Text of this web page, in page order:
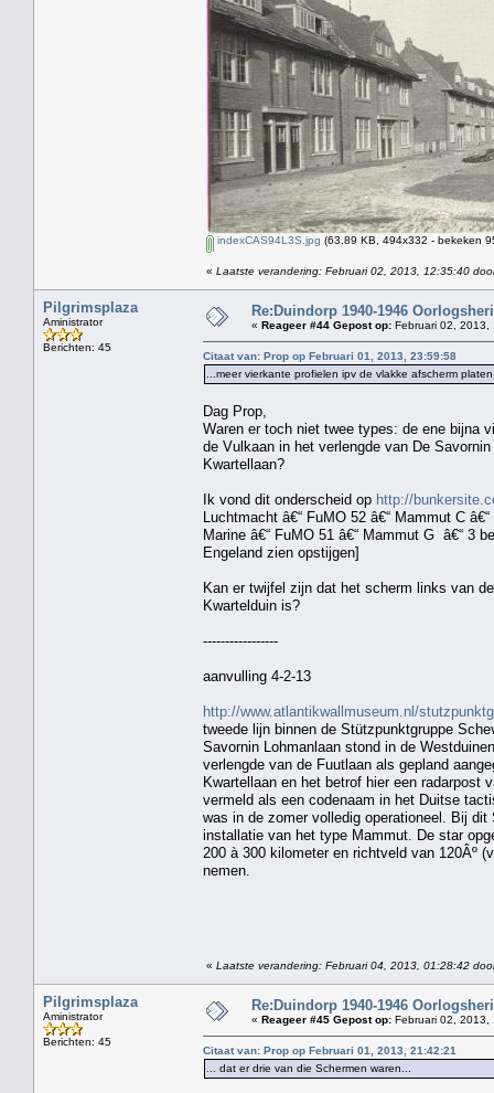
indexCAS94L3S.jpg (63.89 KB, 494x332 - bekeken
« Laatste verandering: Februari 02, 2013, 12:35:40
Pilgrimsplaza
Aministrator
Berichten: 45
Re:Duindorp 1940-1946
« Reageer #44 Gepost op: Februari 02, 2013,
Citaat van: Prop op Februari 01, 2013, 23:59:58
...meer vierkante profielen ipv de vlakke afscherm
Dag Prop,
Waren er toch niet twee types: de ene bijna
de Vulkaan in het verlengde van De
Kwartellaan?
Ik vond dit onderscheid op http://
Luchtmacht â€“ FuMO 52 â€“ Mammut C
Marine â€“ FuMO 51 â€“ Mammut G â€“ 3
Engeland zien opstijgen]
Kan er twijfel zijn dat het scherm links van
Kwartelduin is?
-----------------
aanvulling 4-2-13
http://www.atlantikwallmuseum.nl/
tweede lijn binnen de Stützpunktgruppe
Savornin Lohmanlaan stond in de
verlengde van de Fuutlaan als gepland
Kwartellaan en het betrof hier een radarpost
vermeld als een codenaam in het Duitse
was in de zomer volledig operationeel. Bij
installatie van het type Mammut. De star
200 à 300 kilometer en richtveld van 120Âº
nemen.
« Laatste verandering: Februari 04, 2013, 01:28:42
Pilgrimsplaza
Aministrator
Berichten: 45
Re:Duindorp 1940-1946
« Reageer #45 Gepost op: Februari 02, 2013,
Citaat van: Prop op Februari 01, 2013, 21:42:21
... dat er drie van die Schermen waren...